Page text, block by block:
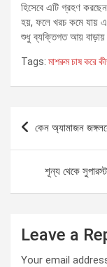
হিসেবে এটি গ্রহণ
হয়, ফলে খরচ কমে যায়
শুধু ব্যক্তিগত আয় বাড়ায়
Tags: মাশরুম চাষ করে
Post
navigation
কেন অ্যামাজন
শূন্য থেকে
Leave a
Your email